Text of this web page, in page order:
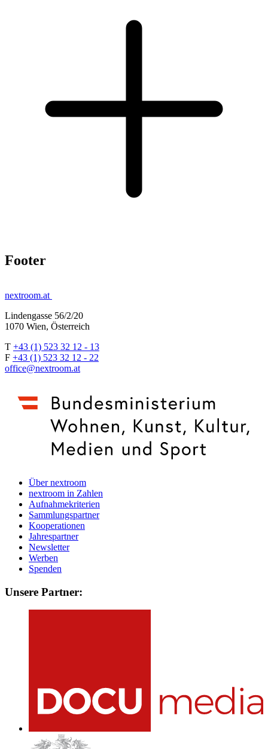
Footer
nextroom.at
Lindengasse 56/2/20
1070 Wien, Österreich
T +43 (1) 523 32 12 - 13
F +43 (1) 523 32 12 - 22
office@nextroom.at
Über nextroom
nextroom in Zahlen
Aufnahmekriterien
Sammlungspartner
Kooperationen
Jahrespartner
Newsletter
Werben
Spenden
Unsere Partner: